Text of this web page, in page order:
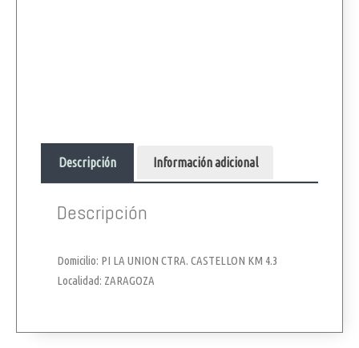
Descripción Información adicional
Descripción
Domicilio: PI LA UNION CTRA. CASTELLON KM 4.3
Localidad: ZARAGOZA